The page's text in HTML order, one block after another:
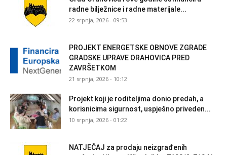
radne bilježnice i radne materijale...
22 srpnja, 2026 - 09:53
PROJEKT ENERGETSKE OBNOVE ZGRADE
GRADSKE UPRAVE ORAHOVICA PRED
ZAVRŠETKOM
21 srpnja, 2026 - 10:12
Projekt koji je roditeljima donio predah, a
korisnicima sigurnost, uspješno priveden...
10 srpnja, 2026 - 01:22
NATJEČAJ za prodaju neizgrađenih